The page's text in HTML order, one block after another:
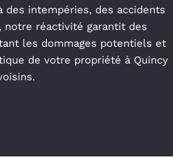
des intempéries, des accidents
notre réactivité garantit des
les dommages potentiels et
de votre propriété à Quincy